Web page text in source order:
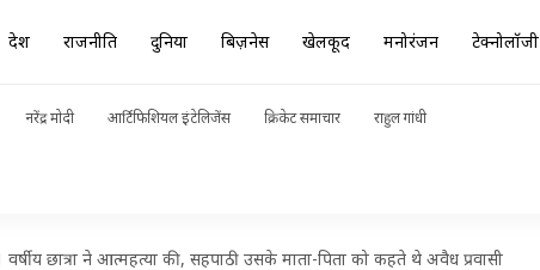
देश राजनीति दुनिया बिज़नेस खेलकूद मनोरंजन टेक्नोलॉजी
नरेंद्र मोदी आर्टिफिशियल इंटेलिजेंस क्रिकेट समाचार राहुल गांधी
छात्रा ने आत्महत्या की, सहपाठी उसके माता-पिता को कहते थे अवैध प्रवासी